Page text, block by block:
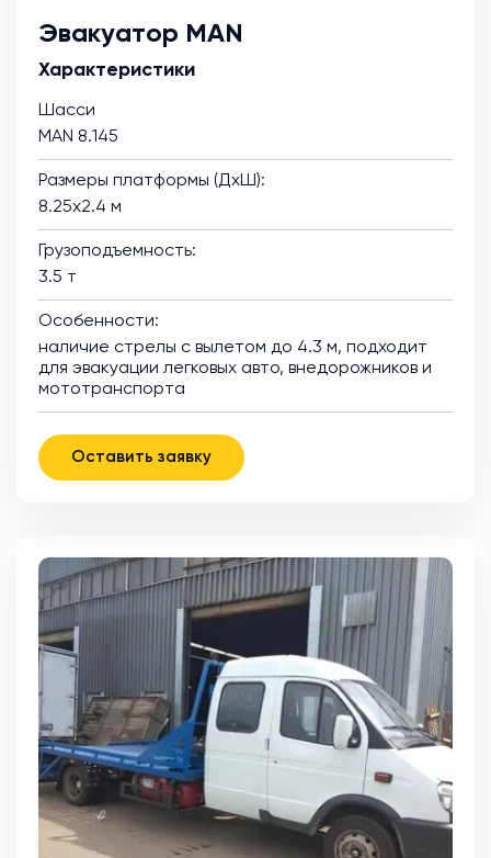
Эвакуатор MAN
Характеристики
Шасси
MAN 8.145
Размеры платформы (ДхШ):
8.25х2.4 м
Грузоподъемность:
3.5 т
Особенности:
наличие стрелы с вылетом до 4.3 м, подходит
для эвакуации легковых авто, внедорожников и
мототранспорта
Оставить заявку